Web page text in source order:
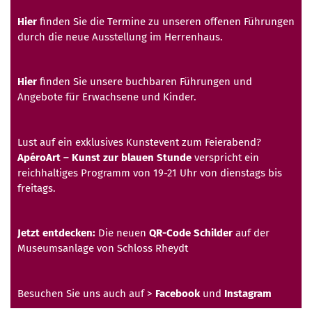
Hier finden Sie die Termine zu unseren offenen Führungen
durch die neue Ausstellung im Herrenhaus.
Hier finden Sie unsere buchbaren Führungen und
Angebote für Erwachsene und Kinder.
Lust auf ein exklusives Kunstevent zum Feierabend?
ApéroArt – Kunst zur blauen Stunde verspricht ein
reichhaltiges Programm von 19-21 Uhr von dienstags bis
freitags.
Jetzt entdecken: Die neuen QR-Code Schilder auf der
Museumsanlage von Schloss Rheydt
Besuchen Sie uns auch auf > Facebook und Instagram